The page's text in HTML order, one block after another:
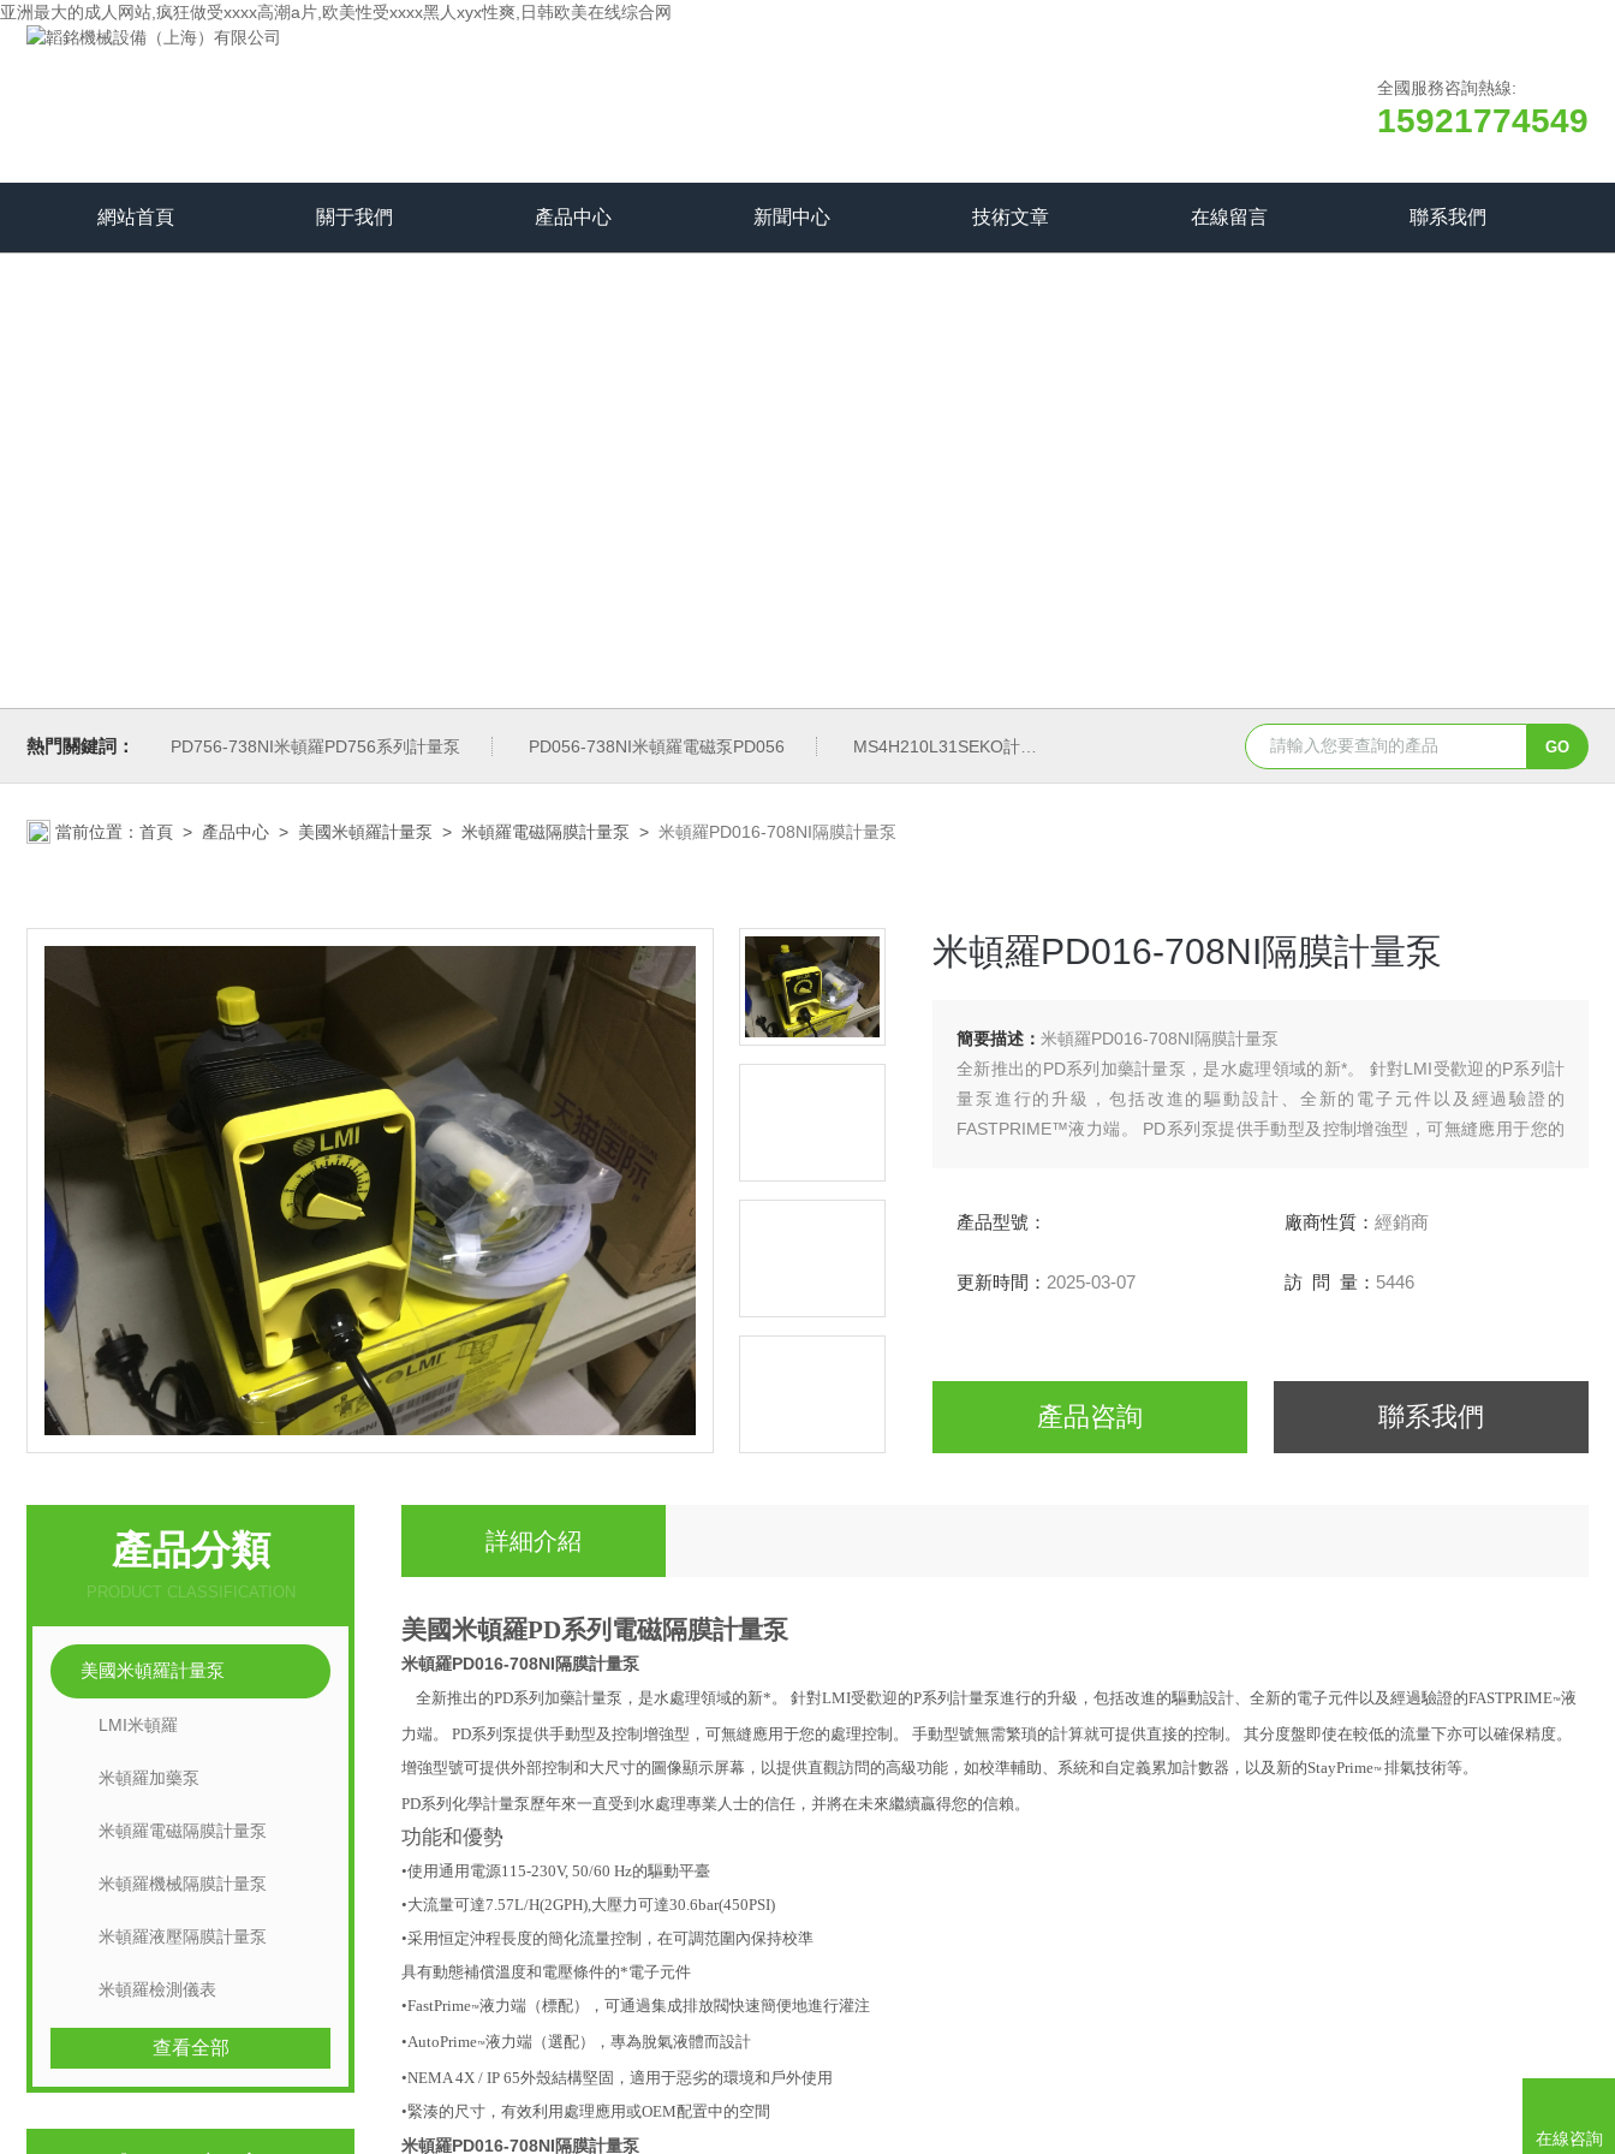
亚洲最大的成人网站,疯狂做受xxxx高潮a片,欧美性受xxxx黑人xyx性爽,日韩欧美在线综合网
全國服務咨詢熱線:
15921774549
網站首頁 關于我們 產品中心 新聞中心 技術文章 在線留言 聯系我們
熱門關鍵詞： PD756-738NI米頓羅PD756系列計量泵 PD056-738NI米頓羅電磁泵PD056 MS4H210L31SEKO計量泵MS4H210L系列加藥泵 3-2610-51GF溶氧3-2610系列溶氧傳感器
當前位置： 首頁 > 產品中心 > 美國米頓羅計量泵 > 米頓羅電磁隔膜計量泵 > 米頓羅PD016-708NI隔膜計量泵
米頓羅PD016-708NI隔膜計量泵
簡要描述： 米頓羅PD016-708NI隔膜計量泵
全新推出的PD系列加藥計量泵，是水處理領域的新*。 針對LMI受歡迎的P系列計
量泵進行的升級，包括改進的驅動設計、全新的電子元件以及經過驗證的
FASTPRIME™液力端。 PD系列泵提供手動型及控制增強型，可無縫應用于您的
產品型號： 廠商性質： 經銷商
更新時間： 2025-03-07 訪 問 量： 5446
產品咨詢 聯系我們
產品分類
PRODUCT CLASSIFICATION
美國米頓羅計量泵
LMI米頓羅
米頓羅加藥泵
米頓羅電磁隔膜計量泵
米頓羅機械隔膜計量泵
米頓羅液壓隔膜計量泵
米頓羅檢測儀表
查看全部
詳細介紹
美國米頓羅PD系列電磁隔膜計量泵
米頓羅PD016-708NI隔膜計量泵
全新推出的PD系列加藥計量泵，是水處理領域的新*。 針對LMI受歡迎的P系列計量泵進行的升級，包括改進的驅動設計、全新的電子元件以及經過驗證的FASTPRIME™液
力端。 PD系列泵提供手動型及控制增強型，可無縫應用于您的處理控制。 手動型號無需繁瑣的計算就可提供直接的控制。 其分度盤即使在較低的流量下亦可以確保精度。
增強型號可提供外部控制和大尺寸的圖像顯示屏幕，以提供直觀訪問的高級功能，如校準輔助、系統和自定義累加計數器，以及新的StayPrime™ 排氣技術等。
PD系列化學計量泵歷年來一直受到水處理專業人士的信任，并將在未來繼續贏得您的信賴。
功能和優勢
•使用通用電源115-230V, 50/60 Hz的驅動平臺
•大流量可達7.57L/H(2GPH),大壓力可達30.6bar(450PSI)
•采用恒定沖程長度的簡化流量控制，在可調范圍內保持校準
具有動態補償溫度和電壓條件的*電子元件
•FastPrime™液力端（標配），可通過集成排放閥快速簡便地進行灌注
•AutoPrime™液力端（選配），專為脫氣液體而設計
•NEMA 4X / IP 65外殼結構堅固，適用于惡劣的環境和戶外使用
•緊湊的尺寸，有效利用處理應用或OEM配置中的空間
米頓羅PD016-708NI隔膜計量泵 在線咨詢